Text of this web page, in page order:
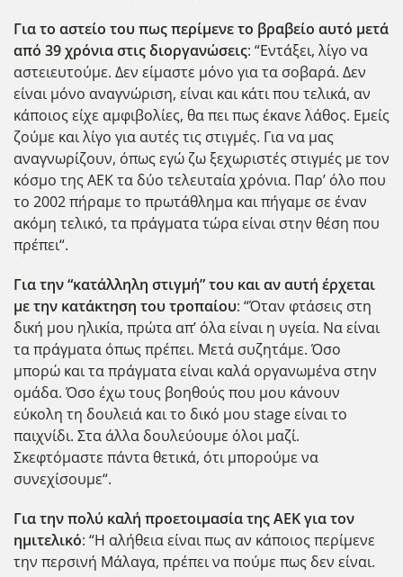
Για το αστείο του πως περίμενε το βραβείο αυτό μετά
από 39 χρόνια στις διοργανώσεις: “Εντάξει, λίγο να
αστειευτούμε. Δεν είμαστε μόνο για τα σοβαρά. Δεν
είναι μόνο αναγνώριση, είναι και κάτι που τελικά, αν
κάποιος είχε αμφιβολίες, θα πει πως έκανε λάθος. Εμείς
ζούμε και λίγο για αυτές τις στιγμές. Για να μας
αναγνωρίζουν, όπως εγώ ζω ξεχωριστές στιγμές με τον
κόσμο της ΑΕΚ τα δύο τελευταία χρόνια. Παρ’ όλο που
το 2002 πήραμε το πρωτάθλημα και πήγαμε σε έναν
ακόμη τελικό, τα πράγματα τώρα είναι στην θέση που
πρέπει“.
Για την “κατάλληλη στιγμή” του και αν αυτή έρχεται
με την κατάκτηση του τροπαίου: “Όταν φτάσεις στη
δική μου ηλικία, πρώτα απ’ όλα είναι η υγεία. Να είναι
τα πράγματα όπως πρέπει. Μετά συζητάμε. Όσο
μπορώ και τα πράγματα είναι καλά οργανωμένα στην
ομάδα. Όσο έχω τους βοηθούς που μου κάνουν
εύκολη τη δουλειά και το δικό μου stage είναι το
παιχνίδι. Στα άλλα δουλεύουμε όλοι μαζί.
Σκεφτόμαστε πάντα θετικά, ότι μπορούμε να
συνεχίσουμε“.
Για την πολύ καλή προετοιμασία της ΑΕΚ για τον
ημιτελικό: “Η αλήθεια είναι πως αν κάποιος περίμενε
την περσινή Μάλαγα, πρέπει να πούμε πως δεν είναι.